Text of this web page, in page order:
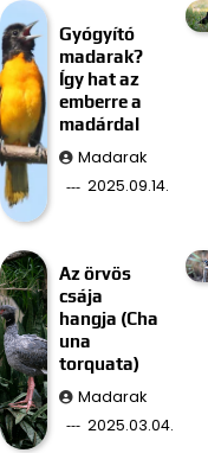
Gyógyító
madarak?
Így hat az
emberre a
madárdal
Madarak
2025.09.14.
Az örvös
csája
hangja (Cha
una
torquata)
Madarak
2025.03.04.